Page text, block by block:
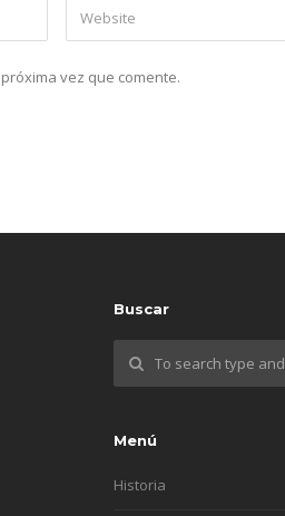
vez que comente.
Buscar
Menú
Historia